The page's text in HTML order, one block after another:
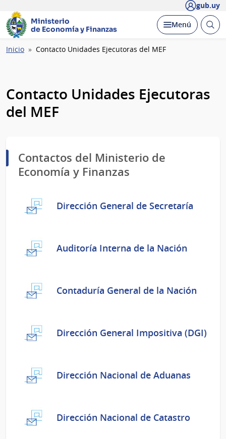
gub.uy
Ministerio
de Economía y Finanzas
Desplegar
Menú Abrir
Ruta
Inicio Contacto Unidades Ejecutoras del MEF
Contacto Unidades Ejecutoras
del MEF
Contactos del Ministerio de
Economía y Finanzas
Dirección General de Secretaría
Auditoría Interna de la Nación
Contaduría General de la Nación
Dirección General Impositiva (DGI)
Dirección Nacional de Aduanas
Dirección Nacional de Catastro